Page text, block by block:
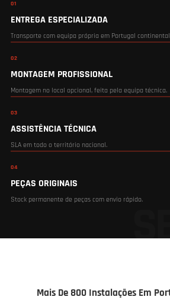
01
ENTREGA ESPECIALIZADA
Transporte com equipa própria em Portugal
02
MONTAGEM PROFISSIONAL
Montagem no local opcional, feita pela equipa técnica.
03
ASSISTÊNCIA TÉCNICA
SLA em todo o território nacional.
04
PEÇAS ORIGINAIS
Stock permanente de peças com envio rápido.
Mais De 800 Instalações Em